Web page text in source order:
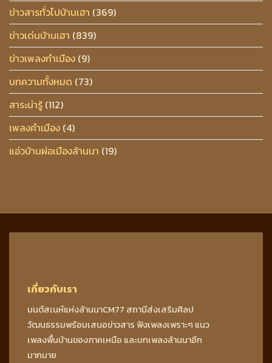
ข่าวสารทั่วไปบ้านเฮา (369)
ข่าวเด่นบ้านเฮา (839)
ข่าวเพลงกำเมือง (9)
บทความทั้งหมด (73)
สาระน่ารู้ (112)
เพลงคำเมือง (4)
แอ่วบ้านผ่อเมืองล้านนา (19)
เกี่ยวกับเรา
มนต์สเนห์แห่งล้านนาCM77 สถานีส่งเสริมศิลป
วัฒนธรรมพร้อมเสนอข่าวสาร ฟังเพลงเพราะๆ แนว
เพลงพื้นบ้านของภาคเหนือ และบทเพลงล้านนาอีก
มากมาย